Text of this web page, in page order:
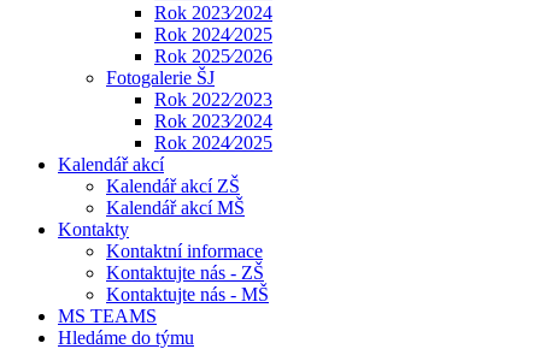
Rok 2023⁄2024
Rok 2024⁄2025
Rok 2025⁄2026
Fotogalerie ŠJ
Rok 2022⁄2023
Rok 2023⁄2024
Rok 2024⁄2025
Kalendář akcí
Kalendář akcí ZŠ
Kalendář akcí MŠ
Kontakty
Kontaktní informace
Kontaktujte nás - ZŠ
Kontaktujte nás - MŠ
MS TEAMS
Hledáme do týmu